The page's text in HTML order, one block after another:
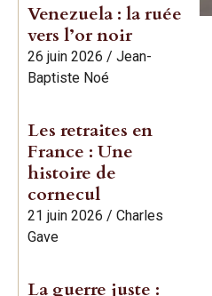
Venezuela : la ruée
vers l’or noir
26 juin 2026 / Jean-
Baptiste Noé
Les retraites en
France : Une
histoire de
cornecul
21 juin 2026 / Charles
Gave
La guerre juste :